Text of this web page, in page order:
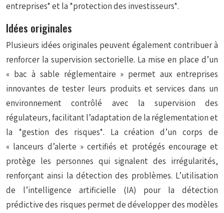
entreprises* et la *protection des investisseurs*.
Idées originales
Plusieurs idées originales peuvent également contribuer à
renforcer la supervision sectorielle. La mise en place d’un
« bac à sable réglementaire » permet aux entreprises
innovantes de tester leurs produits et services dans un
environnement contrôlé avec la supervision des
régulateurs, facilitant l’adaptation de la réglementation et
la *gestion des risques*. La création d’un corps de
« lanceurs d’alerte » certifiés et protégés encourage et
protège les personnes qui signalent des irrégularités,
renforçant ainsi la détection des problèmes. L’utilisation
de l’intelligence artificielle (IA) pour la détection
prédictive des risques permet de développer des modèles